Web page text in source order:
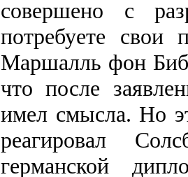
совершено с
потребуете свои
Маршалль фон
что после
имел смысла. Но
реагировал
германской